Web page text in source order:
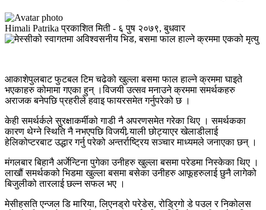
Himali Patrika प्रकाशित मिती - ६ पुष २०७९, बुधवार
आकाशेपुलबाट फुटबल टिम चढेको खुल्ला बसमा फाल हाल्ने क्रममा घाइते
भएकाहरु कोमामा गएका हुन् ।विजयी उत्सव मनाउने क्रममा समर्थकहरु
अराजक बनेपछि प्रहरीले हवाइ फायरसमेत गर्नुपरेको छ ।
केही समर्थर्कले सुरक्षाकर्मीको गाडी नै अपरणसमेत गरेका थिए । समर्थकका
कारण थेग्ने स्थिति नै नभएपछि विजयी र्‍याली छोट्याएर खेलाडीलाई
हेलिकोप्टरबाट उद्धार गर्नु परेको अन्तर्राष्ट्रिय सञ्चार माध्यमले जनाएका छन् ।
मंगलबार बिहानै अर्जेन्टिना पुगेका उनीहरु खुल्ला बसमा परेडमा निस्केका थिए ।
लाखौं समर्थकको भिडमा खुल्ला बसमा बसेका उनीहरु आफूहरुलाई छुनै लागेको
बिजुलीको तारलाई छल्न सफल भए ।
मेसीहसति एन्जल डि मारिया, लिएनड्रो परेडेस, रोड्रिगो डे पउल र निकोलस